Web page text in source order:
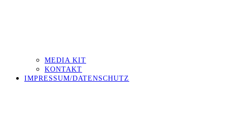
MEDIA KIT
KONTAKT
IMPRESSUM/DATENSCHUTZ